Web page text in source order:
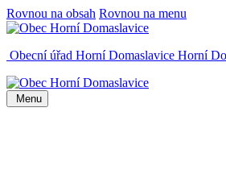
Rovnou na obsah Rovnou na menu
Obecní úřad Horní Domaslavice Horní
Menu